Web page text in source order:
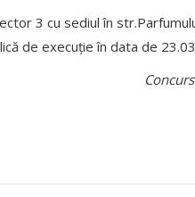
3 cu sediul în
de execuție în data de